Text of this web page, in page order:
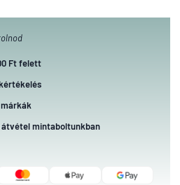
Ft felett
átvétel mintaboltunkban